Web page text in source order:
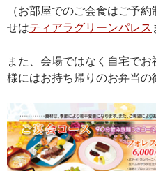
（お部屋でのご会食はご予
せはティアラグリーンパレス
また、会場ではなく自宅で
様にはお持ち帰りのお弁当の